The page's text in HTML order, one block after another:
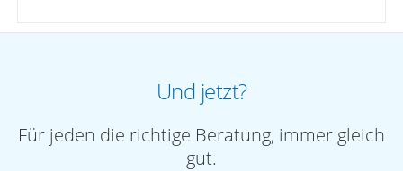
Und jetzt?
Für jeden die richtige Beratung, immer gleich
gut.